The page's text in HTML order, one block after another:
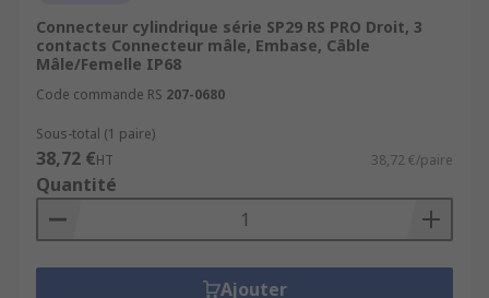
Connecteur cylindrique série SP29 RS PRO Droit, 3
contacts Connecteur mâle, Embase, Câble
Mâle/Femelle IP68
Code commande RS 207-0680
Sous-total (1 paire)
38,72 €HT 38,72 €/paire
Quantité
Ajouter